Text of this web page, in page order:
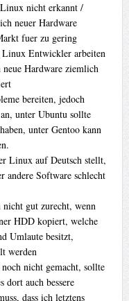
nicht erkannt /
neuer Hardware
fuer zu gering
Linux Entwickler arbeiten
neue Hardware ziemlich
bereiten, jedoch
unter Ubuntu sollte
unter Gentoo kann
Linux auf Deutsch stellt,
andere Software schlecht
gut zurecht, wenn
HDD kopiert, welche
Umlaute besitzt,
werden
nicht gemacht, sollte
dort auch bessere
dass ich letztens